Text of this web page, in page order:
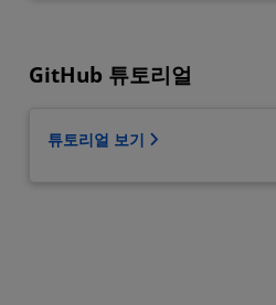
GitHub 튜토리얼
튜토리얼 보기